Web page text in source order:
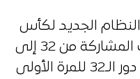
تطبيق النظام الجديد لكأس
العالم بعد رفع عدد المنتخبات المشاركة من 32 إلى
48 منتخبا، حيث تم استحداث دور الـ32 للمرة الأولى